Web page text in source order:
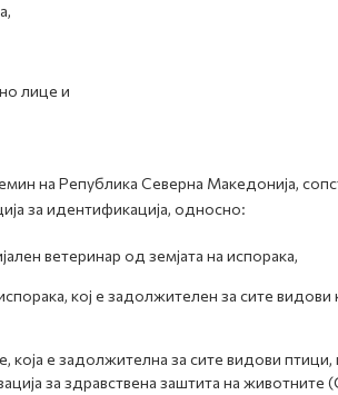
лице и
на Република Северна Македонија,
за идентификација, односно:
ветеринар од земјата на испорака,
кој е задолжителен за сите
е задолжителна за сите видови
за здравствена заштита на животните